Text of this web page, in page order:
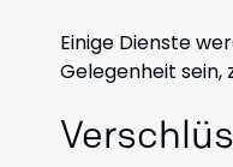
Einige Dienste
Gelegenheit sein,